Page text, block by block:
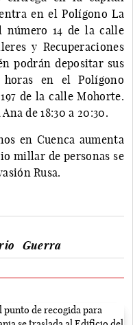
en el Polígono La
número 14 de la calle
y Recuperaciones
podrán depositar sus
horas en el Polígono
de la calle Mohorte.
de 18:30 a 20:30.
en Cuenca aumenta
millar de personas se
Rusa.
Guerra